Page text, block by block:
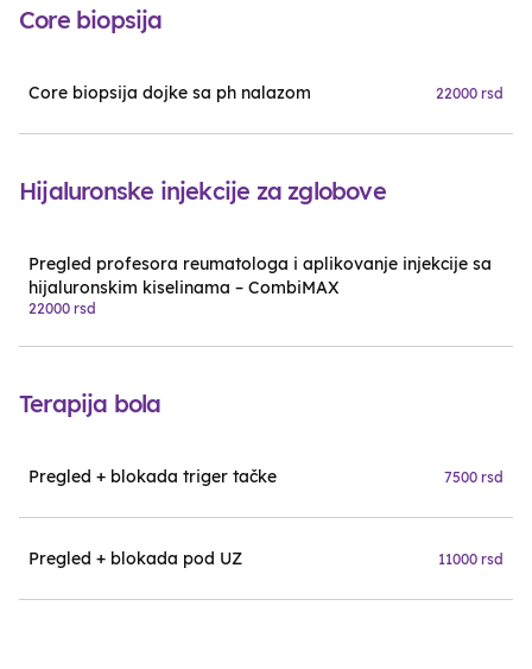
Core biopsija
Core biopsija dojke sa ph nalazom 22000 rsd
Hijaluronske injekcije za zglobove
Pregled profesora reumatologa i aplikovanje injekcije sa
hijaluronskim kiselinama – CombiMAX
22000 rsd
Terapija bola
Pregled + blokada triger tačke 7500 rsd
Pregled + blokada pod UZ 11000 rsd